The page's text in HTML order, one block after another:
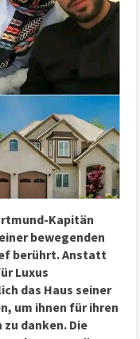
Kapitän
bewegenden
berührt. Anstatt
Luxus
das Haus seiner
um ihnen für ihren
danken. Die